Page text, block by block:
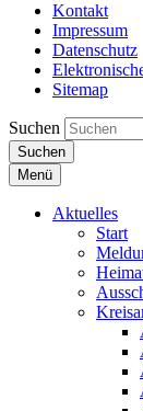
Kontakt
Impressum
Datenschutz
Sitemap
Suchen
Suchen
Menü
Aktuelles
Start